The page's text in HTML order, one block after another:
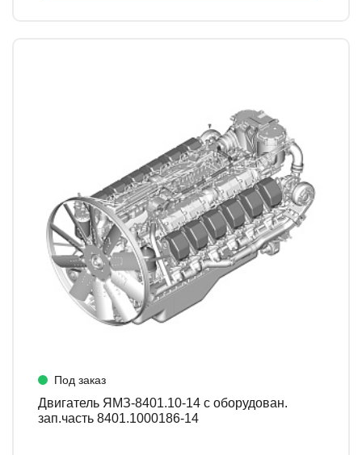
Под заказ
Двигатель ЯМЗ-8401.10-14 с оборудован.
зап.часть 8401.1000186-14